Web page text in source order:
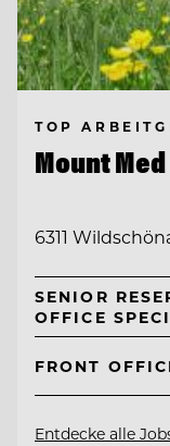
TOP
Mount
6311
SENIOR
OFFICE
FRONT
Entdecke alle